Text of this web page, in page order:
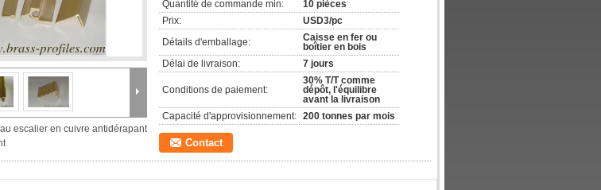
escalier en cuivre antidérapant
Quantité de commande min:
10 pièces
Prix:
USD3/pc
Détails d'emballage:
Caisse en fer ou
boîtier en bois
Délai de livraison:
7 jours
Conditions de paiement:
30% T/T comme
dépôt, l'équilibre
avant la livraison
Capacité d'approvisionnement: 200 tonnes par mois
Contact